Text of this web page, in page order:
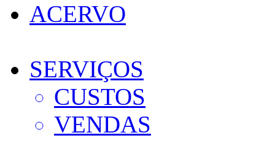
ACERVO
SERVIÇOS
CUSTOS
VENDAS